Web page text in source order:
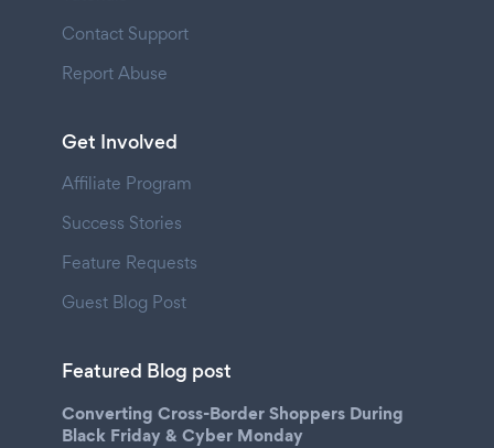
Contact Support
Report Abuse
Get Involved
Affiliate Program
Success Stories
Feature Requests
Guest Blog Post
Featured Blog post
Converting Cross-Border Shoppers During
Black Friday & Cyber Monday